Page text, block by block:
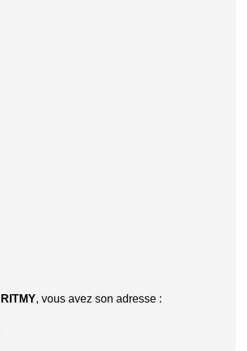
RITMY, vous avez son adresse :